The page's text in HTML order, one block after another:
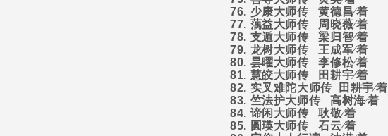
76. 少康大师传
黄德昌∕着
77. 蕅益大师传
周晓薇∕着
78. 支遁大师传
梁归智∕着
79. 龙树大师传
王成军∕着
80. 昙曜大师传
李修松∕着
81. 慧皎大师传
田耕宇∕着
82. 实叉难陀大师传
田耕宇∕着
83. 竺法护大师传
高树海∕着
84. 谛闲大师传
耿敬∕着
85. 圆瑛大师传
石云∕着